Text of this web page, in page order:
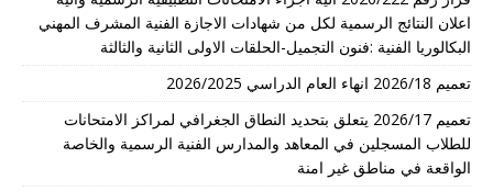
اعلان النتائج الرسمية لكل من شهادات الاجازة الفنية المشرف المهني
البكالوريا الفنية :فنون التجميل-الحلقات الاولى الثانية والثالثة
تعميم 2026/18 انهاء العام الدراسي 2026/2025
تعميم 2026/17 يتعلق بتحديد النطاق الجغرافي لمراكز الامتحانات
للطلاب المسجلين في المعاهد والمدارس الفنية الرسمية والخاصة
الواقعة في مناطق غير امنة